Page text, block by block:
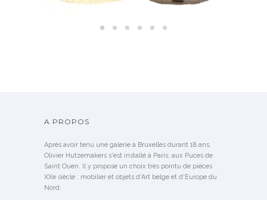
A PROPOS
Après avoir tenu une galerie à Bruxelles durant 18 ans,
Olivier Hutzemakers s'est installé à Paris, aux Puces de
Saint Ouen. Il y propose un choix très pointu de pièces
XXe siècle : mobilier et objets d'Art belge et d'Europe du
Nord.